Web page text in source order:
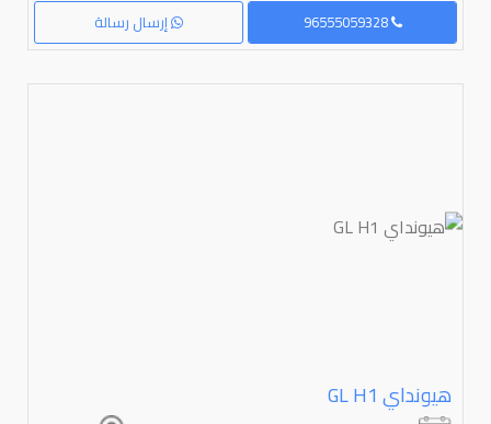
إرسال رسالة 96555059328
هيونداي ⁦H1⁩ ⁦GL⁩